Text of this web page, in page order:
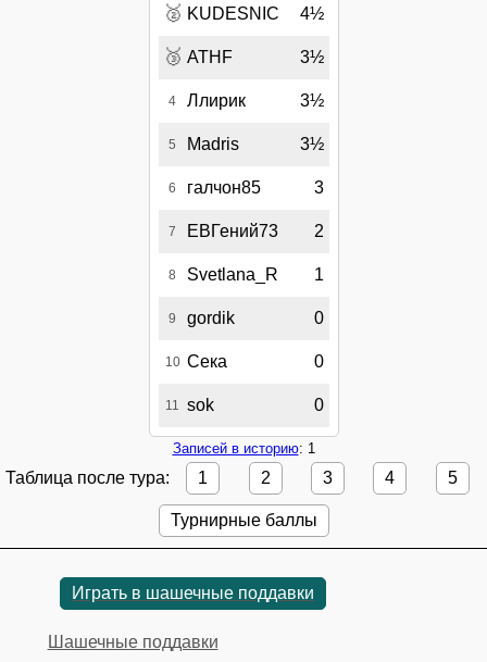
🥈 KUDESNIC 4½
🥉 ATHF 3½
4 Ллирик 3½
5 Madris 3½
6 галчон85 3
7 ЕВГений73 2
8 Svetlana_R 1
9 gordik 0
10 Сека 0
11 sok 0
Записей в историю: 1
Таблица после тура: 1 2 3 4 5
Турнирные баллы
Играть в шашечные поддавки
Шашечные поддавки